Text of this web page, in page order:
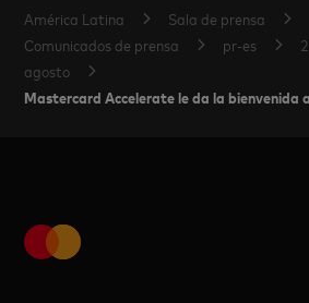
América Latina
Sala de prensa
Comunicados de prensa
pr-es
agosto
Mastercard Accelerate le da la bienvenida